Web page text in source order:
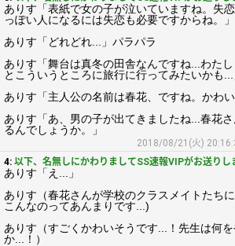
ありす「表紙で女の子が泣いていますね。失
っぽい人になるには失恋も必要ですからね。
ありす「どれどれ...」パラパラ
ありす「舞台は真冬の田舎なんですね...わた
とこういうところに旅行に行ってみたいかも...
ありす「主人公の名前は春花、ですね。かわ
ありす「あ、男の子が出てきましたね...春花
るんでしょうか。」
2018/08/21(火)
4: 以下、名無しにかわりましてSS速報VIPがお送りし
ありす「え...」
ありす（春花さんが学校のクラスメイトたち
こんなのってあんまりです...)
ありす（すごくかわいそうです...！先生は何
か...！）